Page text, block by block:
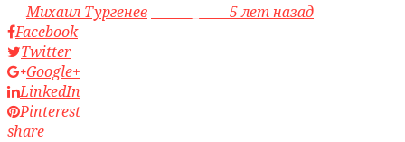
byМихаил Тургенев
5 лет назад
Facebook
Twitter
Google+
LinkedIn
Pinterest
share